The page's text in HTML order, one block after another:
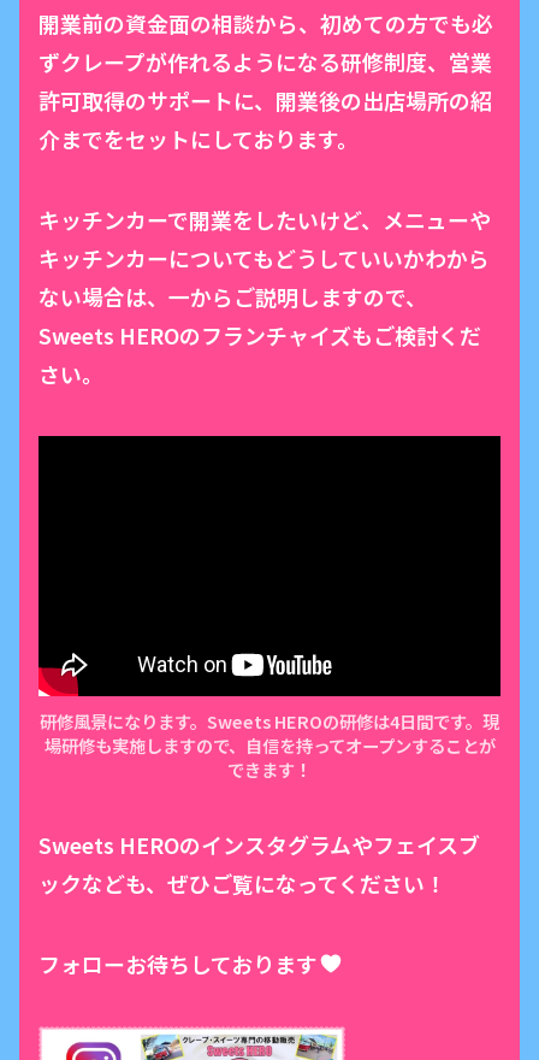
開業前の資金面の相談から、初めての方でも必
ずクレープが作れるようになる研修制度、営業
許可取得のサポートに、開業後の出店場所の紹
介までをセットにしております。
キッチンカーで開業をしたいけど、メニューや
キッチンカーについてもどうしていいかわから
ない場合は、一からご説明しますので、
Sweets HEROのフランチャイズもご検討くだ
さい。
研修風景になります。Sweets HEROの研修は4日間です。現
場研修も実施しますので、自信を持ってオープンすることが
できます！
Sweets HEROのインスタグラムやフェイスブ
ックなども、ぜひご覧になってください！
フォローお待ちしております